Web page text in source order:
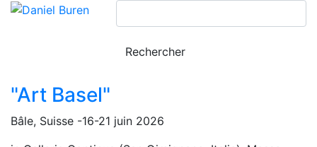
"Art Basel"
Bâle, Suisse -16-21 juin 2026